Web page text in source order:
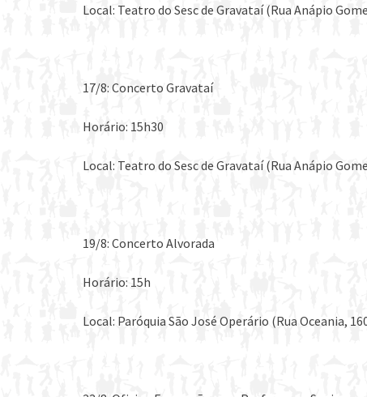
Local: Teatro do Sesc de Gravataí (Rua Anápio
17/8: Concerto Gravataí
Horário: 15h30
Local: Teatro do Sesc de Gravataí (Rua Anápio
19/8: Concerto Alvorada
Horário: 15h
Local: Paróquia São José Operário (Rua Oceania,